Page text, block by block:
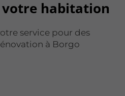
habitation
service pour des
à Borgo